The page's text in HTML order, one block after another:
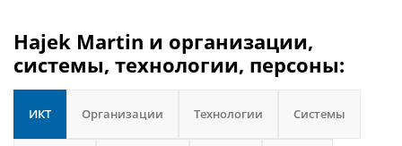
Hajek Martin и организации,
системы, технологии, персоны:
ИКТ Организации Технологии Системы